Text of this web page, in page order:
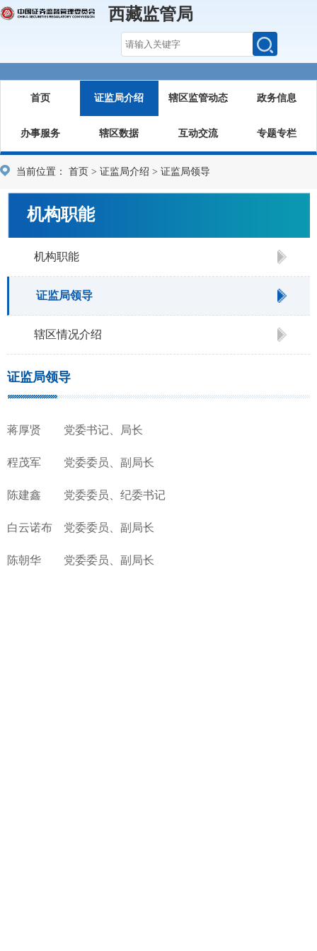
西藏监管局
首页 证监局介绍 辖区监管动态 政务信息
办事服务 辖区数据 互动交流 专题专栏
当前位置： 首页 > 证监局介绍 > 证监局领导
机构职能
机构职能
证监局领导
辖区情况介绍
证监局领导
蒋厚贤 党委书记、局长
程茂军 党委委员、副局长
陈建鑫 党委委员、纪委书记
白云诺布 党委委员、副局长
陈朝华 党委委员、副局长